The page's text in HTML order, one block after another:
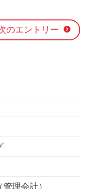
す
す
る
のエントリー
理会計）